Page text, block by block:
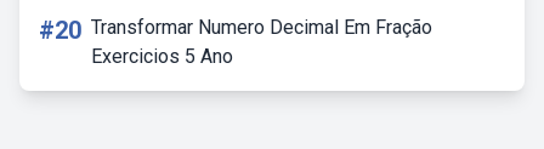
#20 Transformar Numero Decimal Em Fração
Exercicios 5 Ano